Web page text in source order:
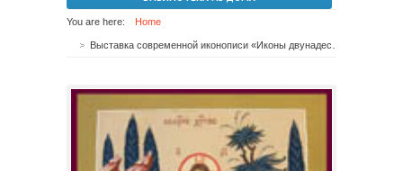
You are here: Home